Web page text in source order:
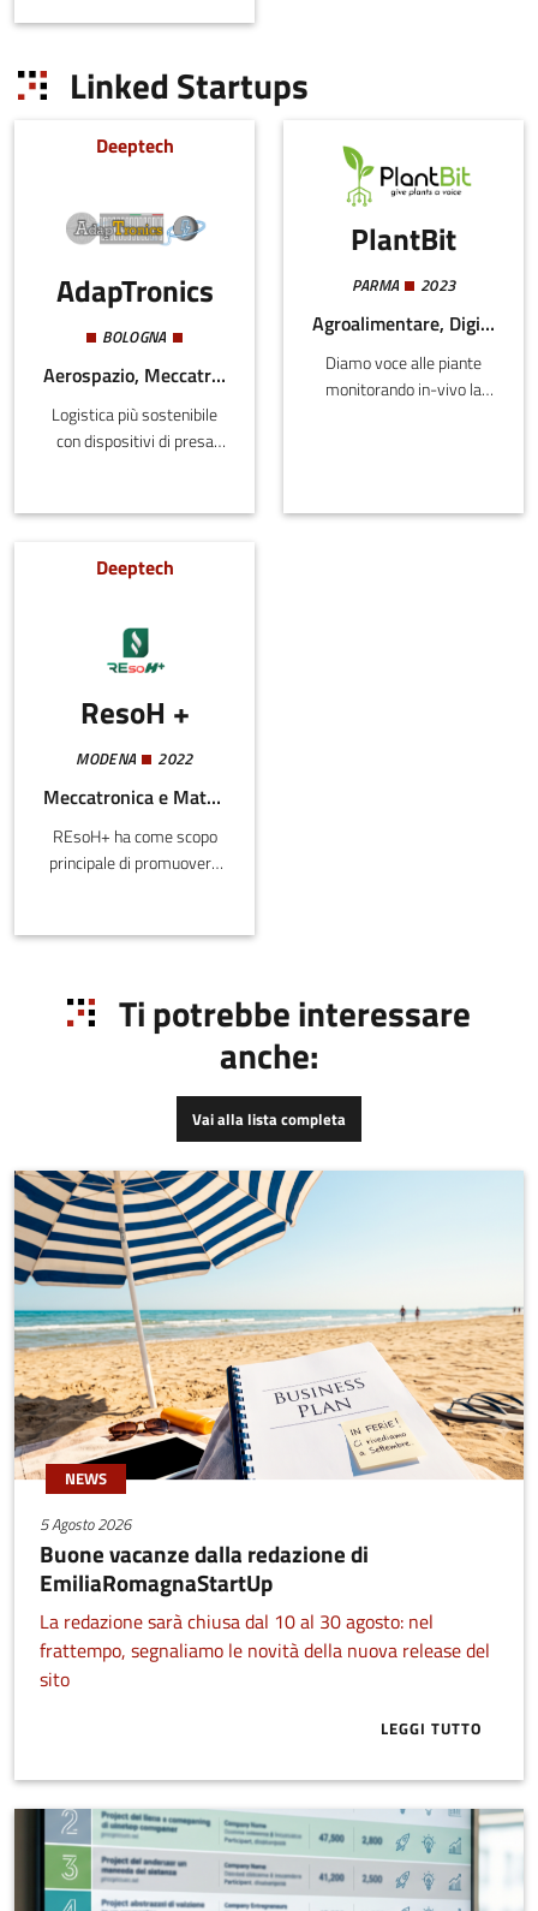
della
del lavoro e
distributivo sul territorio
Linked Startups
Deeptech
AdapTronics
BOLOGNA
Aerospazio, Meccatronica e Materiali
Logistica più sostenibile
con dispositivi di presa
riciclabile per imballaggi
PlantBit
PARMA 2023
Agroalimentare, Digitale, Energia e Sostenibilità
Diamo voce alle piante
monitorando in-vivo la
Deeptech
ResoH +
MODENA 2022
Meccatronica e Materiali, Energia e Sostenibilità
REsoH+ ha come scopo
principale di promuovere
(H2, calore e elettricità) da
efficiente e quindi ne
permette la loro
tecniche a minor impatto
ambientale rispetto ai
Ti potrebbe interessare
anche:
Vai alla lista completa
NEWS
5 Agosto 2026
Buone vacanze dalla redazione di
EmiliaRomagnaStartUp
La redazione sarà chiusa dal 10 al 30 agosto: nel
frattempo, segnaliamo le novità della nuova release del
sito
LEGGI TUTTO
ABOUT